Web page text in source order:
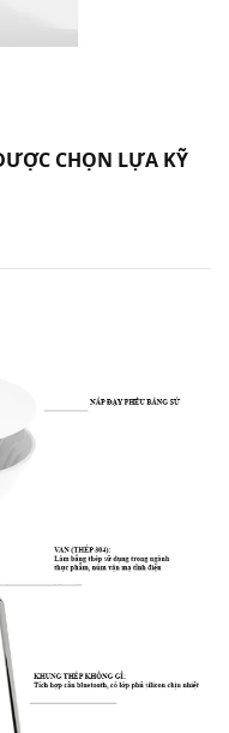
CHỌN LỰA KỸ